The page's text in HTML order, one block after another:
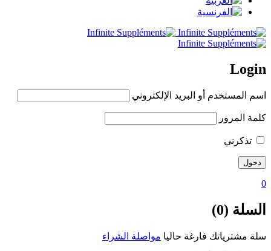
Login
اسم المستخدم أو البريد الإلكتروني
كلمة المرور
تذكرني
0
السلة (0)
سلة مشترياتك فارغة حاليا مواصلة الشراء